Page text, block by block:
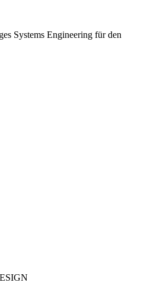
Systems Engineering für den